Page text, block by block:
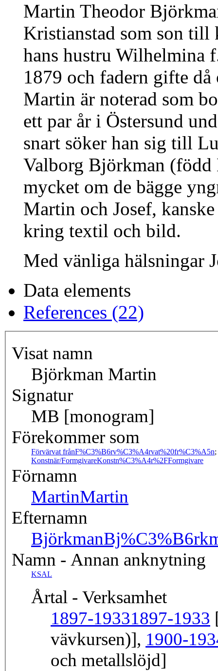
Martin Theodor
Kristianstad som son
hans hustru Wilhelmina
1879 och fadern gifte
Martin är noterad som
ett par år i Östersund
snart söker han sig till
Valborg Björkman
mycket om de bägge
Martin och Josef,
kring textil och bild.
Med vänliga hälsningar
Data elements
References (22)
Visat namn
Björkman Martin
Signatur
MB [monogram]
Förekommer som
Förvärvat frånF%C3%B6rv%C3%A4rvat%20fr%C3%A5n;
Konstnär/FormgivareKonstn%C3%A4r%2FFormgivare
Förnamn
MartinMartin
Efternamn
Björkman
Namn - Annan anknytning
KSAL
Årtal - Verksamhet
1897-19331897-1933
vävkursen)], 1900-
och metallslöjd]